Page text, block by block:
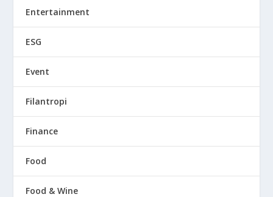
Entertainment
ESG
Event
Filantropi
Finance
Food
Food & Wine